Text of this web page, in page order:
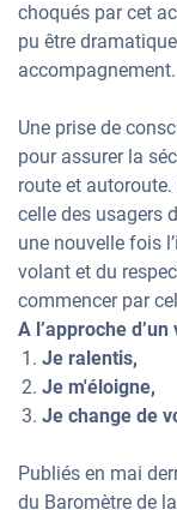
choqués par cet
pu être
accompagnement.
Une prise de
pour assurer la
route et
celle des usagers
une nouvelle fois
volant et du
commencer par
A l’approche
Je ralentis,
Je m'éloigne,
Je change de
Publiés en mai
du Baromètre de